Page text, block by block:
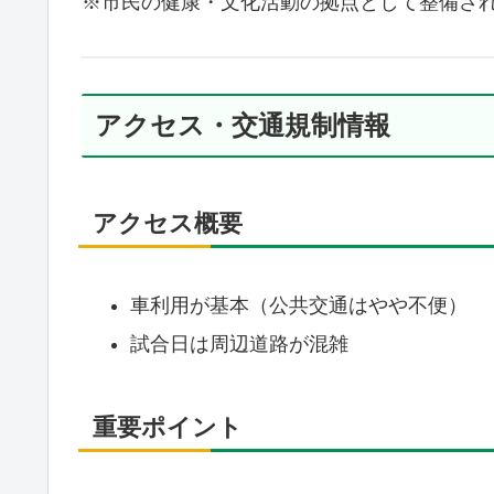
アクセス・交通規制情報
アクセス概要
車利用が基本（公共交通はやや不便）
試合日は周辺道路が混雑
重要ポイント